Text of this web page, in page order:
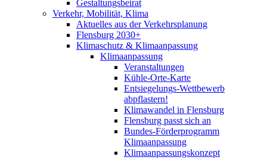
Gestaltungsbeirat
Verkehr, Mobilität, Klima
Aktuelles aus der Verkehrsplanung
Flensburg 2030+
Klimaschutz & Klimaanpassung
Klimaanpassung
Veranstaltungen
Kühle-Orte-Karte
Entsiegelungs-Wettbewerb
abpflastern!
Klimawandel in Flensburg
Flensburg passt sich an
Bundes-Förderprogramm
Klimaanpassung
Klimaanpassungskonzept